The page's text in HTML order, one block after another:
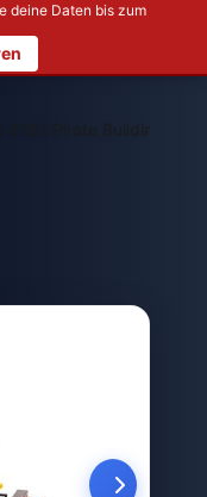
deine Daten bis zum
6192 Pirate Building Set